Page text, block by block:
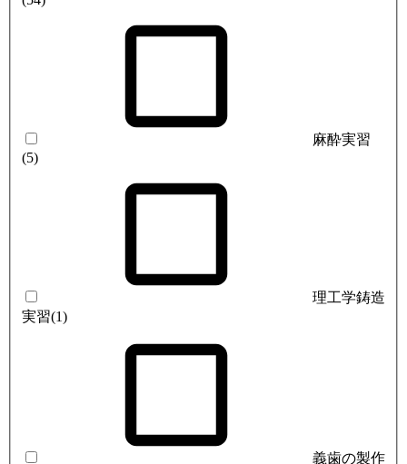
麻酔実習
(5)
理工学鋳造
実習(1)
義歯の製作